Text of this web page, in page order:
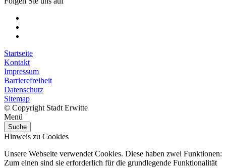
Startseite
Kontakt
Impressum
Barrierefreiheit
Datenschutz
Sitemap
© Copyright Stadt Erwitte
Menü
Suche
Hinweis zu Cookies
Unsere Webseite verwendet Cookies. Diese haben zwei Funktionen:
Zum einen sind sie erforderlich für die grundlegende Funktionalität